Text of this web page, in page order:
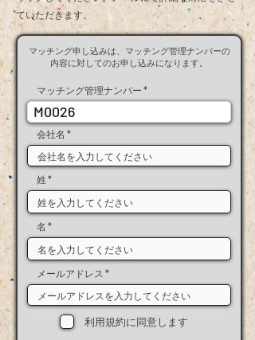
ていただきます。
マッチング申し込みは、マッチング管理ナンバーの
内容に対してのお申し込みになります。
マッチング管理ナンバー
M0026
会社名
姓
名
メールアドレス
利用規約に同意します